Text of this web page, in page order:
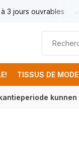
3 jours ouvrables
TISSUS DE MODE
kunnen